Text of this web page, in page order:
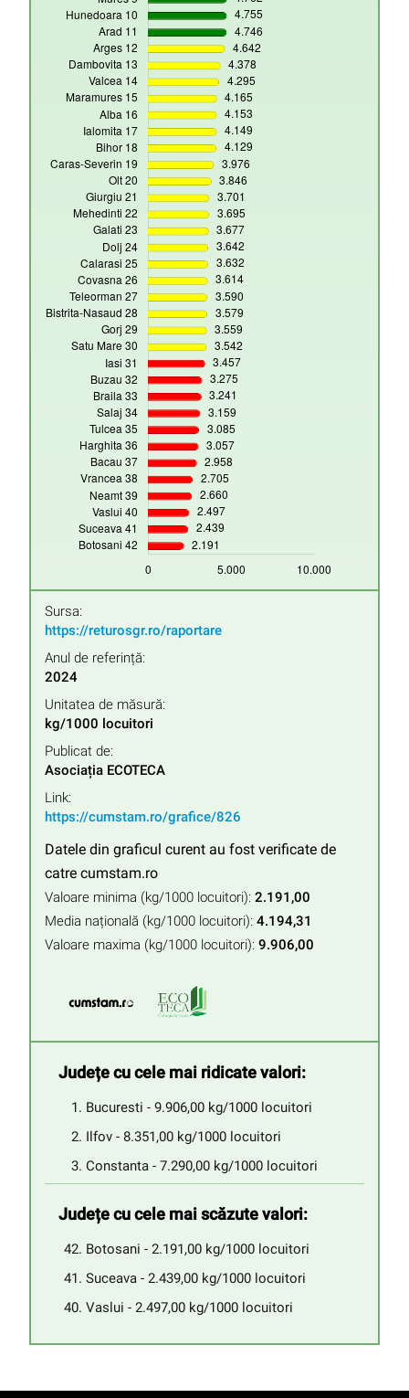
Sursa:
https://returosgr.ro/raportare
Anul de referință:
2024
Unitatea de măsură:
kg/1000 locuitori
Publicat de:
Asociația ECOTECA
Link:
https://cumstam.ro/grafice/826
Datele din graficul curent au fost verificate de
catre cumstam.ro
Valoare minima (kg/1000 locuitori): 2.191,00
Media națională (kg/1000 locuitori): 4.194,31
Valoare maxima (kg/1000 locuitori): 9.906,00
Județe cu cele mai ridicate valori:
Bucuresti - 9.906,00 kg/1000 locuitori
Ilfov - 8.351,00 kg/1000 locuitori
Constanta - 7.290,00 kg/1000 locuitori
Județe cu cele mai scăzute valori:
Botosani - 2.191,00 kg/1000 locuitori
Suceava - 2.439,00 kg/1000 locuitori
Vaslui - 2.497,00 kg/1000 locuitori